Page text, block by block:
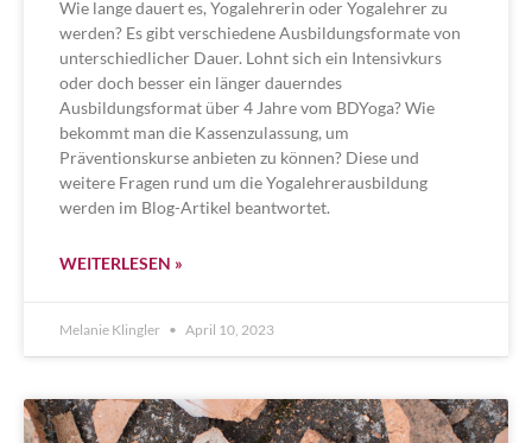
Wie lange dauert es, Yogalehrerin oder Yogalehrer zu
werden? Es gibt verschiedene Ausbildungsformate von
unterschiedlicher Dauer. Lohnt sich ein Intensivkurs
oder doch besser ein länger dauerndes
Ausbildungsformat über 4 Jahre vom BDYoga? Wie
bekommt man die Kassenzulassung, um
Präventionskurse anbieten zu können? Diese und
weitere Fragen rund um die Yogalehrerausbildung
werden im Blog-Artikel beantwortet.
WEITERLESEN »
Melanie Klingler April 10, 2023